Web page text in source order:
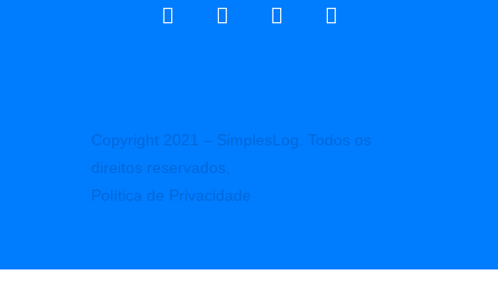
Copyright 2021 – SimplesLog. Todos os
direitos reservados.
Política de Privacidade